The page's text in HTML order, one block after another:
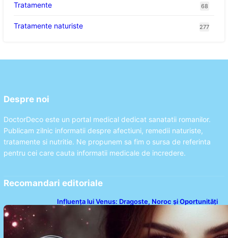
Tratamente 68
Tratamente naturiste 277
Despre noi
DoctorDeco este un portal medical dedicat sanatatii romanilor.
Publicam zilnic informatii despre afectiuni, remedii naturiste,
tratamente si nutritie. Ne propunem sa fim o sursa de referinta
pentru cei care cauta informatii medicale de incredere.
Recomandari editoriale
Influența lui Venus: Dragoste, Noroc și Oportunități
pentru Tauri și Balanțe în Weekendul 8-9 August